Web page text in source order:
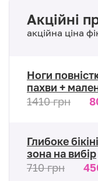
Акційні
акційна ціна
Ноги
пахви +
1410 грн
Глибоке
зона на вибір
710 грн